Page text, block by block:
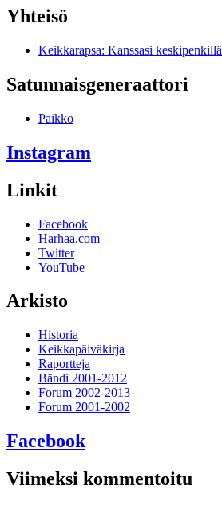
Yhteisö
Keikkarapsa: Kanssasi keskipenkillä
Satunnais­generaattori
Paikko
Instagram
Linkit
Facebook
Harhaa.com
Twitter
YouTube
Arkisto
Historia
Keikkapäiväkirja
Raportteja
Bändi 2001-2012
Forum 2002-2013
Forum 2001-2002
Facebook
Viimeksi kommentoitu